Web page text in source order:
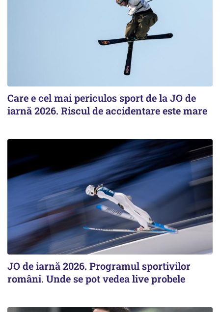
Care e cel mai periculos sport de la JO de
iarnă 2026. Riscul de accidentare este mare
JO de iarnă 2026. Programul sportivilor
români. Unde se pot vedea live probele